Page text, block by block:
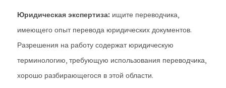
Юридическая экспертиза: ищите переводчика,
имеющего опыт перевода юридических документов.
Разрешения на работу содержат юридическую
терминологию, требующую использования переводчика,
хорошо разбирающегося в этой области.